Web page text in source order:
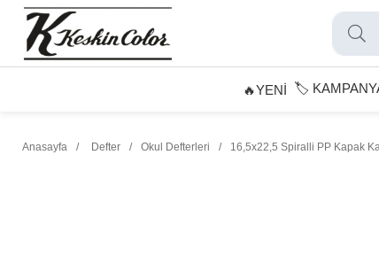
🔥YENİ 🏷️
Anasayfa Defter Okul Defterleri 16,5x22,5 Spiralli PP Kapak